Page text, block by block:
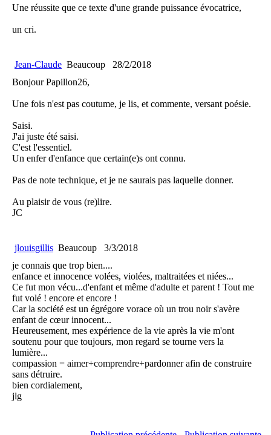
Une réussite que ce texte d'une grande puissance évocatrice,
un cri.
Jean-Claude Beaucoup
28/2/2018
Bonjour Papillon26,
Une fois n'est pas coutume, je lis, et commente, versant poésie.
Saisi.
J'ai juste été saisi.
C'est l'essentiel.
Un enfer d'enfance que certain(e)s ont connu.
Pas de note technique, et je ne saurais pas laquelle donner.
Au plaisir de vous (re)lire.
JC
jlouisgillis Beaucoup
3/3/2018
je connais que trop bien....
enfance et innocence volées, violées, maltraitées et niées...
Ce fut mon vécu...d'enfant et même d'adulte et parent ! Tout me
fut volé ! encore et encore !
Car la société est un égrégore vorace où un trou noir s'avère
enfant de cœur innocent...
Heureusement, mes expérience de la vie après la vie m'ont
soutenu pour que toujours, mon regard se tourne vers la
lumière...
compassion = aimer+comprendre+pardonner afin de construire
sans détruire.
bien cordialement,
jlg